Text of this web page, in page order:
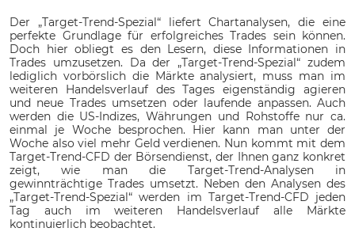
Der „Target-Trend-Spezial“ liefert Chartanalysen, die eine
perfekte Grundlage für erfolgreiches Trades sein können.
Doch hier obliegt es den Lesern, diese Informationen in
Trades umzusetzen. Da der „Target-Trend-Spezial“ zudem
lediglich vorbörslich die Märkte analysiert, muss man im
weiteren Handelsverlauf des Tages eigenständig agieren
und neue Trades umsetzen oder laufende anpassen. Auch
werden die US-Indizes, Währungen und Rohstoffe nur ca.
einmal je Woche besprochen. Hier kann man unter der
Woche also viel mehr Geld verdienen. Nun kommt mit dem
Target-Trend-CFD der Börsendienst, der Ihnen ganz konkret
zeigt, wie man die Target-Trend-Analysen in
gewinnträchtige Trades umsetzt. Neben den Analysen des
„Target-Trend-Spezial“ werden im Target-Trend-CFD jeden
Tag auch im weiteren Handelsverlauf alle Märkte
kontinuierlich beobachtet.